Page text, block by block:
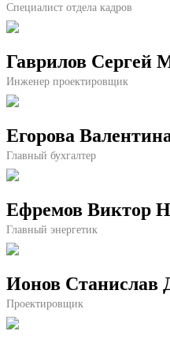
Специалист отдела кадров
Гаврилов Сергей
Инженер проектировщик
Егорова
Главный бухгалтер
Ефремов Виктор
Главный энергетик
Ионов Станислав
Проектировщик